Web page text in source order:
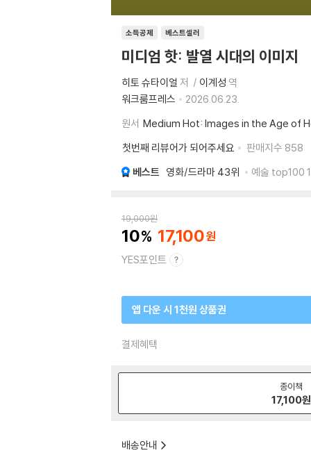
소득공제 베스트셀러
미디엄 핫: 발열 시대의 이미지
히토 슈타이얼 저 이계성 역
워크룸프레스
2026.06.23.
원서 Medium Hot: Images in the Age of
첫번째 리뷰어가 되어주세요
판매지수 858
베스트 영화/드라마 43위 예술 top100
19,000원
10 17,100
YES포인트
앱 다운 시 1천원 상품권
결제혜택
종이책
17,100원
배송안내